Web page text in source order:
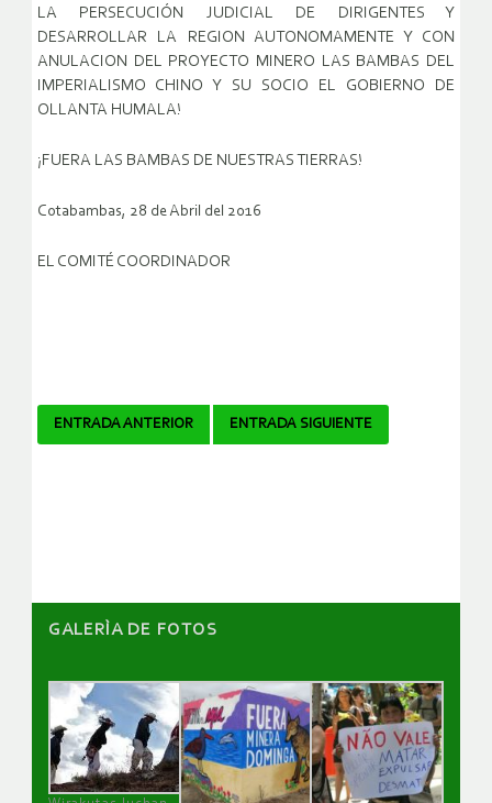
LA PERSECUCIÓN JUDICIAL DE DIRIGENTES Y
DESARROLLAR LA REGION AUTONOMAMENTE Y CON
ANULACION DEL PROYECTO MINERO LAS BAMBAS DEL
IMPERIALISMO CHINO Y SU SOCIO EL GOBIERNO DE
OLLANTA HUMALA!
¡FUERA LAS BAMBAS DE NUESTRAS TIERRAS!
Cotabambas, 28 de Abril del 2016
EL COMITÉ COORDINADOR
Navegador
ENTRADA ANTERIOR ENTRADA SIGUIENTE
GALERÌA DE FOTOS